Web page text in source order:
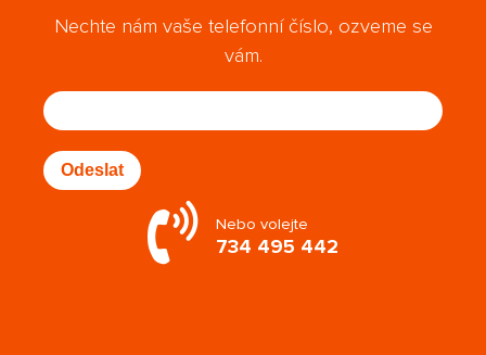
Nechte nám vaše telefonní číslo, ozveme se
vám.
Odeslat
Nebo volejte
734 495 442